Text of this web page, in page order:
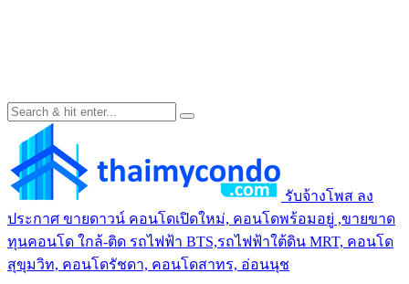
รับจ้างโพส ลง
ประกาศ ขายดาวน์ คอนโดเปิดใหม่, คอนโดพร้อมอยู่ ,ขายขาด
ทุนคอนโด ใกล้-ติด รถไฟฟ้า BTS,รถไฟฟ้าใต้ดิน MRT, คอนโด
สุขุมวิท, คอนโดรัชดา, คอนโดสาทร, อ่อนนุช